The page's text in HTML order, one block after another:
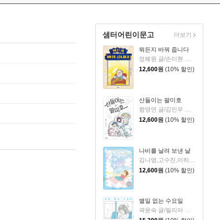
샘터어린이문고
뭐든지 바꿔 줍니다
정혜원 글/손미현 그림
12,600원 (10% 할인)
산들이는 팔미호
함영연 글/김민우 그림
12,600원 (10% 할인)
나비를 날려 보낸 날
12,600원 (10% 할인)
별일 없는 수요일
곽윤숙 글/릴리아 그림
더보기